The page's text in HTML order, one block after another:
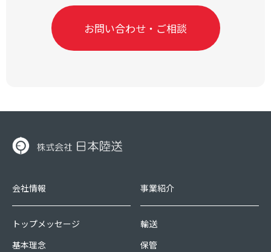
お問い合わせ・ご相談
会社情報
トップメッセージ
基本理念
事業紹介
輸送
保管